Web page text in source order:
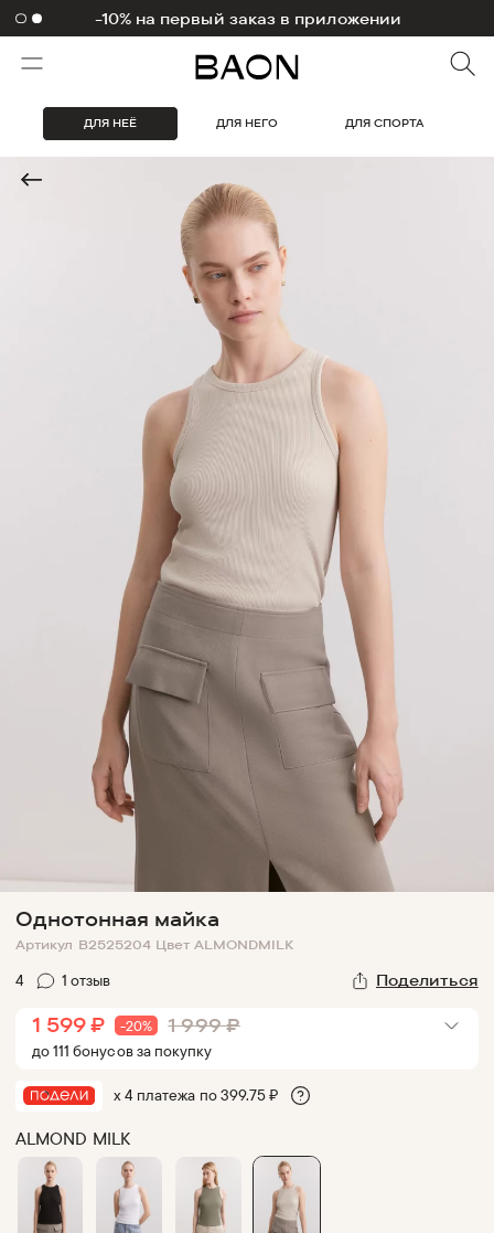
-10% на первый заказ в приложении
ДЛЯ НЕЁ ДЛЯ НЕГО ДЛЯ СПОРТА
Однотонная майка
Артикул B2525204 Цвет ALMONDMILK
4 1 отзыв Поделиться
1 599 ₽ -20% 1 999 ₽
до111 бонусовза покупку
х 4 платежа по399.75₽
ALMOND MILK